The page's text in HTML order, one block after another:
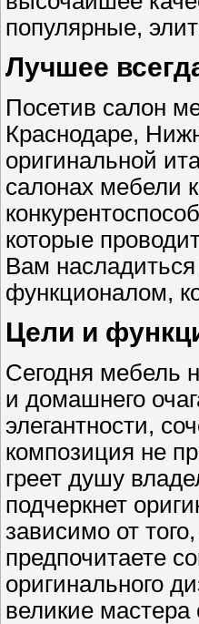
популярные,
Лучшее
Посетив салон
Краснодаре,
оригинальной
салонах мебели
которые
Вам
функционалом,
Цели и
Сегодня мебель
и домашнего
элегантности,
композиция не
греет душу
подчеркнет
зависимо от
предпочитаете
оригинального
великие